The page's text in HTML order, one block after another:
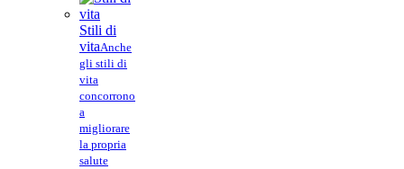
Stili di
vitaAnche
gli stili di
vita
concorrono
a
migliorare
la propria
salute